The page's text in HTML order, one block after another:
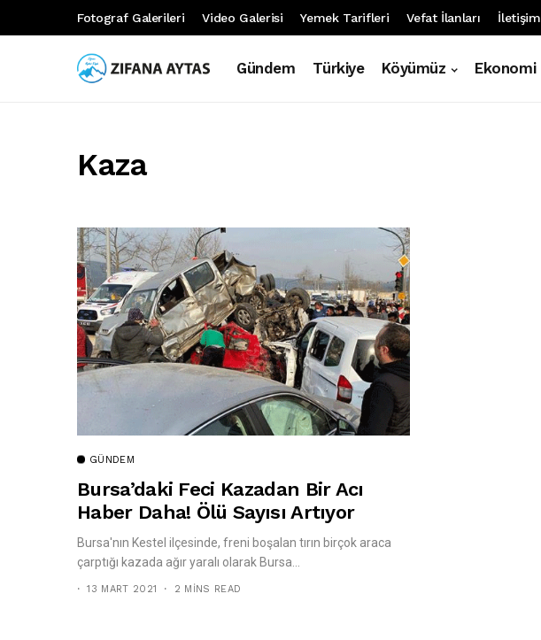
Fotograf Galerileri Video Galerisi Yemek Tarifleri Vefat İlanları İletişim
Gündem Türkiye Köyümüz Ekonomi
Kaza
GÜNDEM
Bursa’daki Feci Kazadan Bir Acı
Haber Daha! Ölü Sayısı Artıyor
Bursa'nın Kestel ilçesinde, freni boşalan tırın birçok araca
çarptığı kazada ağır yaralı olarak Bursa...
13 MART 2021 2 MINS READ